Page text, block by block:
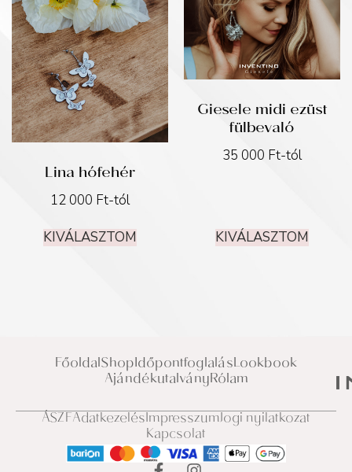
Lina hófehér
12 000 Ft-tól
KIVÁLASZTOM
Giesele midi ezüst
fülbevaló
35 000 Ft-tól
KIVÁLASZTOM
FőoldalShopIdőpontfoglalásLookbook
AjándékutalványRólam
ÁSZFAdatkezelésImpresszumJogi nyilatkozat
Kapcsolat